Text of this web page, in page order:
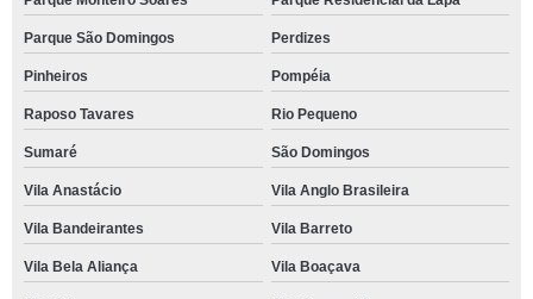
Parque São Domingos Perdizes
Pinheiros Pompéia
Raposo Tavares Rio Pequeno
Sumaré São Domingos
Vila Anastácio Vila Anglo Brasileira
Vila Bandeirantes Vila Barreto
Vila Bela Aliança Vila Boaçava